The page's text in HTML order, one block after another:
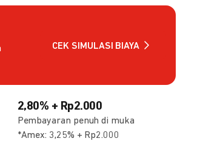
CEK SIMULASI BIAYA
2,80% + Rp2.000
Pembayaran penuh di muka
*Amex: 3,25% + Rp2.000